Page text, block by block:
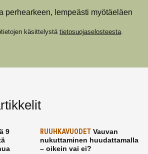
perhearkeen, lempeästi myötäeläen
käsittelystä tietosuojaselosteesta.
9
RUUHKAVUODETVauvan
nukuttaminen huudattamalla
– oikein vai ei?